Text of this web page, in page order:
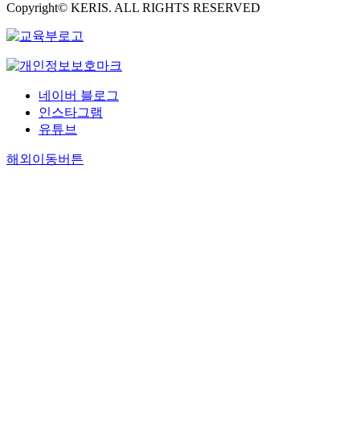
Copyright© KERIS. ALL RIGHTS RESERVED
네이버 블로그
인스타그램
유튜브
해외이동버튼